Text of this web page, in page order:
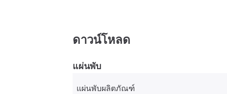
ดาวน์โหลด
แผ่นพับ
แผ่นพับผลิตภัณฑ์